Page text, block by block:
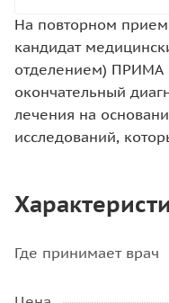
На повторном
кандидат
отделением) ПРИМА
окончательный
лечения на
исследований,
Где принимает врач